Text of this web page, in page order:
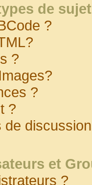
de
?
?
?
?
et
?